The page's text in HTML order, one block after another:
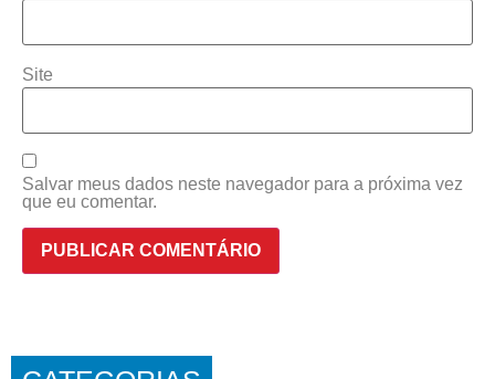
Site
Salvar meus dados neste navegador para a próxima vez
que eu comentar.